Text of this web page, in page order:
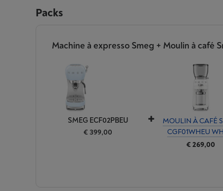
Packs
Machine à expresso Smeg + Moulin à
SMEG ECF02PBEU
€ 399,00
MOULIN À CAFÉ
CGF01WHEU
€ 269,00